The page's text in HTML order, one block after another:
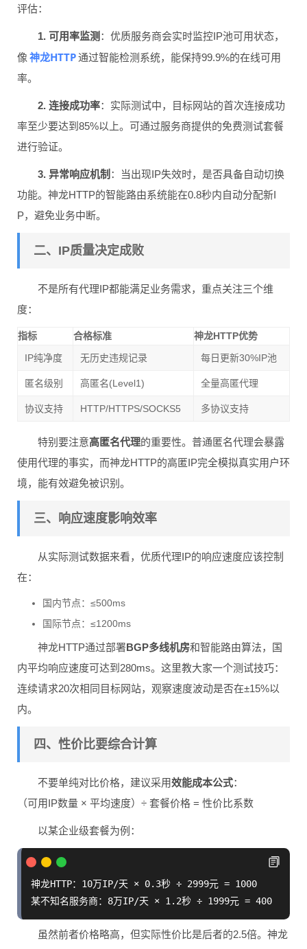
评估：
1. 可用率监测 ：优质服务商会实时监控IP池可用状态，
像 神龙HTTP通过智能检测系统，能保持99.9%的在线可用
率。
2. 连接成功率：实际测试中，目标网站的首次连接成功
率至少要达到85%以上。可通过服务商提供的免费测试套餐
进行验证。
3. 异常响应机制 ：当出现IP失效时，是否具备自动切换
功能。神龙HTTP的智能路由系统能在0.8秒内自动分配新I
P，避免业务中断。
二、IP质量决定成败
不是所有代理IP都能满足业务需求，重点关注三个维
度：
指标 合格标准
神龙HTTP优势
IP纯净度
无历史违规记录 每日更新30%IP池
匿名级别 高匿名(Level1) 全量高匿代理
协议支持 HTTP/HTTPS/SOCKS5 多协议支持
特别要注意高匿名代理的重要性。普通匿名代理会暴露
使用代理的事实，而神龙HTTP的高匿IP完全模拟真实用户环
境，能有效避免被识别。
三、响应速度影响效率
从实际测试数据来看，优质代理IP的响应速度应该控制
在：
国内节点：≤500ms
国际节点：≤1200ms
神龙HTTP通过部署BGP多线机房和智能路由算法，国
内平均响应速度可达到280ms。这里教大家一个测试技巧：
连续请求20次相同目标网站，观察速度波动是否在±15%以
内。
四、性价比要综合计算
不要单纯对比价格，建议采用效能成本公式：
（可用IP数量 × 平均速度）÷ 套餐价格 = 性价比系数
以某企业级套餐为例：
神龙HTTP：10万IP/天 × 0.3秒 ÷ 2999元 = 1000
虽然前者价格略高，但实际性价比是后者的2.5倍。神龙